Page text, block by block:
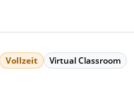
Vollzeit Virtual Classroom